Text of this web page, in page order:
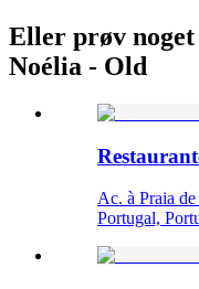
Eller prøv
Noélia - Old
Ac. à Praia
Portugal,